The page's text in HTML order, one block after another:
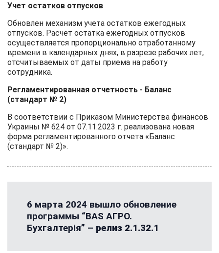
Учет остатков отпусков
Обновлен механизм учета остатков ежегодных
отпусков. Расчет остатка ежегодных отпусков
осуществляется пропорционально отработанному
времени в календарных днях, в разрезе рабочих лет,
отсчитываемых от даты приема на работу
сотрудника.
Регламентированная отчетность - Баланс
(стандарт № 2)
В соответствии с Приказом Министерства финансов
Украины № 624 от 07.11.2023 г. реализована новая
форма регламентированного отчета «Баланс
(стандарт № 2)».
6 марта 2024 вышло обновление
программы “BAS АГРО.
Бухгалтерія” – релиз 2.1.32.1